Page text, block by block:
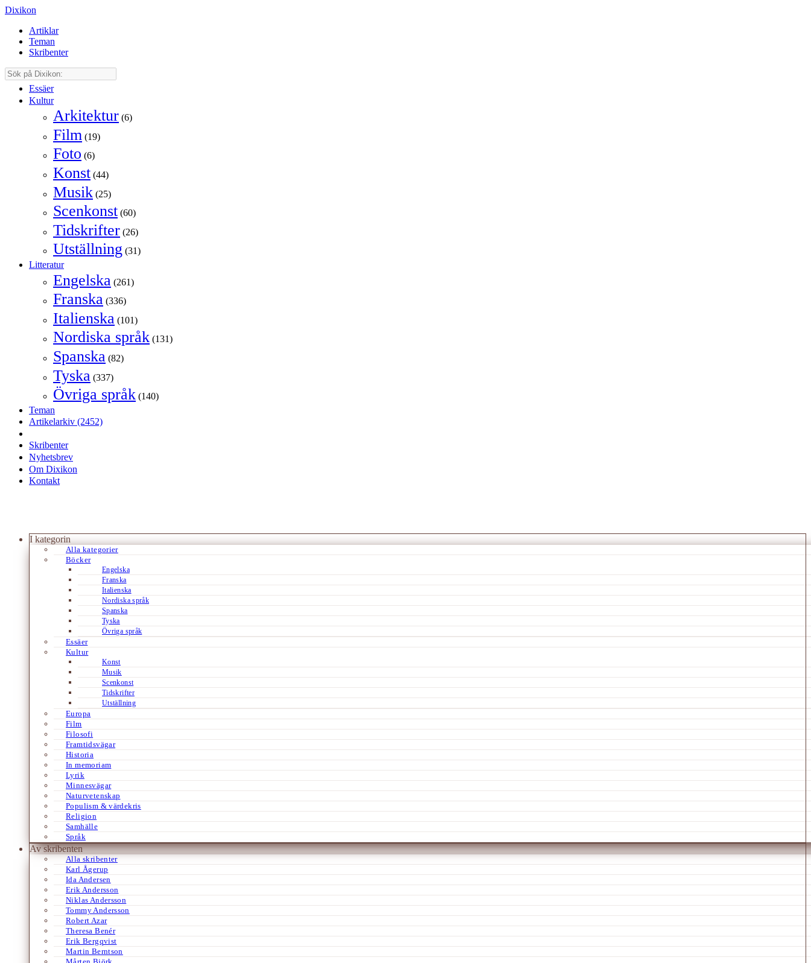
Dixikon
Artiklar
Teman
Skribenter
Essäer
Kultur
Arkitektur (6)
Film (19)
Foto (6)
Konst (44)
Musik (25)
Scenkonst (60)
Tidskrifter (26)
Utställning (31)
Litteratur
Engelska (261)
Franska (336)
Italienska (101)
Nordiska språk (131)
Spanska (82)
Tyska (337)
Övriga språk (140)
Teman
Artikelarkiv (2452)
Skribenter
Nyhetsbrev
Om Dixikon
Kontakt
I kategorin
Alla kategorier
Böcker
Engelska
Franska
Italienska
Nordiska språk
Spanska
Tyska
Övriga språk
Essäer
Kultur
Konst
Musik
Scenkonst
Tidskrifter
Utställning
Europa
Film
Filosofi
Framtidsvägar
Historia
In memoriam
Lyrik
Minnesvägar
Naturvetenskap
Populism & värdekris
Religion
Samhälle
Språk
Av skribenten
Alla skribenter
Karl Ågerup
Ida Andersen
Erik Andersson
Niklas Andersson
Tommy Andersson
Robert Azar
Theresa Benér
Erik Bergqvist
Martin Berntson